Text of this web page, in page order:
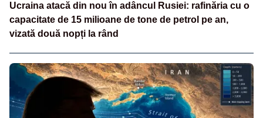
Ucraina atacă din nou în adâncul Rusiei: rafinăria cu o
capacitate de 15 milioane de tone de petrol pe an,
vizată două nopți la rând